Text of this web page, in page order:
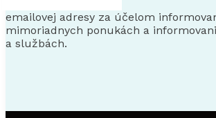
emailovej adresy za účelom
mimoriadnych ponukách a
a službách.